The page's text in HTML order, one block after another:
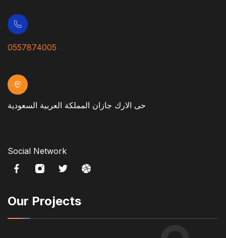
0557874005
حى الارك جازان المملكة العربية السعودية
Social Network
Our Projects